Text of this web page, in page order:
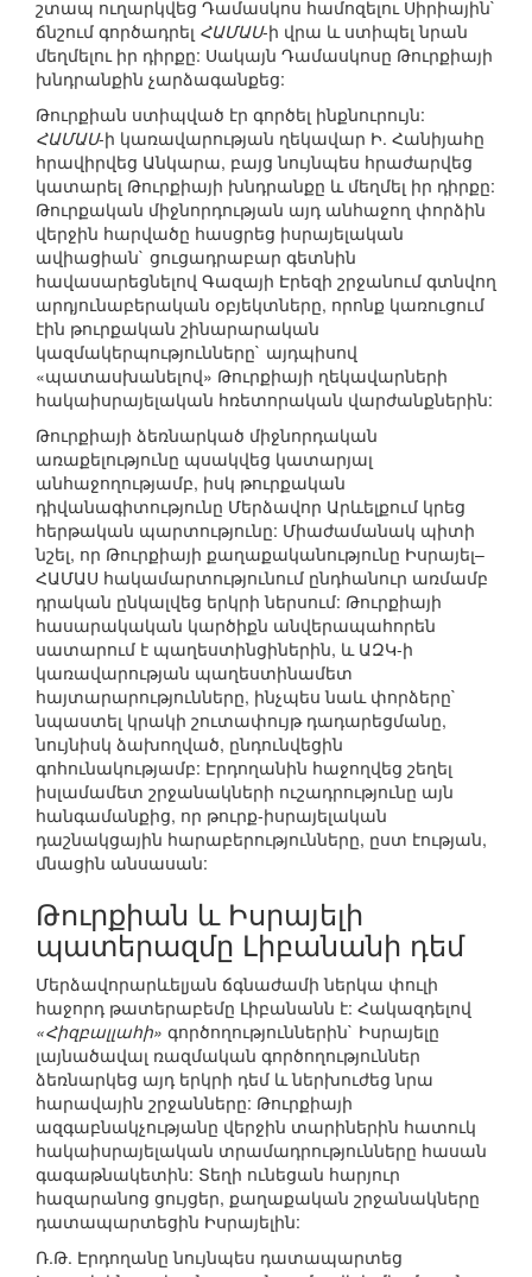
շտապ ուղարկվեց Դամասկոս համոզելու Սիրիային`
ճնշում գործադրել ՀԱՄԱՍ-ի վրա և ստիպել նրան
մեղմելու իր դիրքը: Սակայն Դամասկոսը Թուրքիայի
խնդրանքին չարձագանքեց:
Թուրքիան ստիպված էր գործել ինքնուրույն:
ՀԱՄԱՍ-ի կառավարության ղեկավար Ի. Հանիյահը
հրավիրվեց Անկարա, բայց նույնպես հրաժարվեց
կատարել Թուրքիայի խնդրանքը և մեղմել իր դիրքը:
Թուրքական միջնորդության այդ անհաջող փորձին
վերջին հարվածը հասցրեց իսրայելական
ավիացիան` ցուցադրաբար գետնին
հավասարեցնելով Գազայի Էրեզի շրջանում գտնվող
արդյունաբերական օբյեկտները, որոնք կառուցում
էին թուրքական շինարարական
կազմակերպությունները` այդպիսով
«պատասխանելով» Թուրքիայի ղեկավարների
հակաիսրայելական հռետորական վարժանքներին:
Թուրքիայի ձեռնարկած միջնորդական
առաքելությունը պսակվեց կատարյալ
անհաջողությամբ, իսկ թուրքական
դիվանագիտությունը Մերձավոր Արևելքում կրեց
հերթական պարտությունը: Միաժամանակ պիտի
նշել, որ Թուրքիայի քաղաքականությունը Իսրայել–
ՀԱՄԱՍ հակամարտությունում ընդհանուր առմամբ
դրական ընկալվեց երկրի ներսում: Թուրքիայի
հասարակական կարծիքն անվերապահորեն
սատարում է պաղեստինցիներին, և ԱԶԿ-ի
կառավարության պաղեստինամետ
հայտարարությունները, ինչպես նաև փորձերը`
նպաստել կրակի շուտափույթ դադարեցմանը,
նույնիսկ ձախողված, ընդունվեցին
գոհունակությամբ: Էրդողանին հաջողվեց շեղել
իսլամամետ շրջանակների ուշադրությունը այն
հանգամանքից, որ թուրք-իսրայելական
դաշնակցային հարաբերությունները, ըստ էության,
մնացին անսասան:
Թուրքիան և Իսրայելի
պատերազմը Լիբանանի դեմ
Մերձավորարևելյան ճգնաժամի ներկա փուլի
հաջորդ թատերաբեմը Լիբանանն է: Հակազդելով
«Հիզբալլահի» գործողություններին` Իսրայելը
լայնածավալ ռազմական գործողություններ
ձեռնարկեց այդ երկրի դեմ և ներխուժեց նրա
հարավային շրջանները: Թուրքիայի
ազգաբնակչությանը վերջին տարիներին հատուկ
հակաիսրայելական տրամադրությունները հասան
գագաթնակետին: Տեղի ունեցան հարյուր
հազարանոց ցույցեր, քաղաքական շրջանակները
դատապարտեցին Իսրայելին:
Ռ.Թ. Էրդողանը նույնպես դատապարտեց